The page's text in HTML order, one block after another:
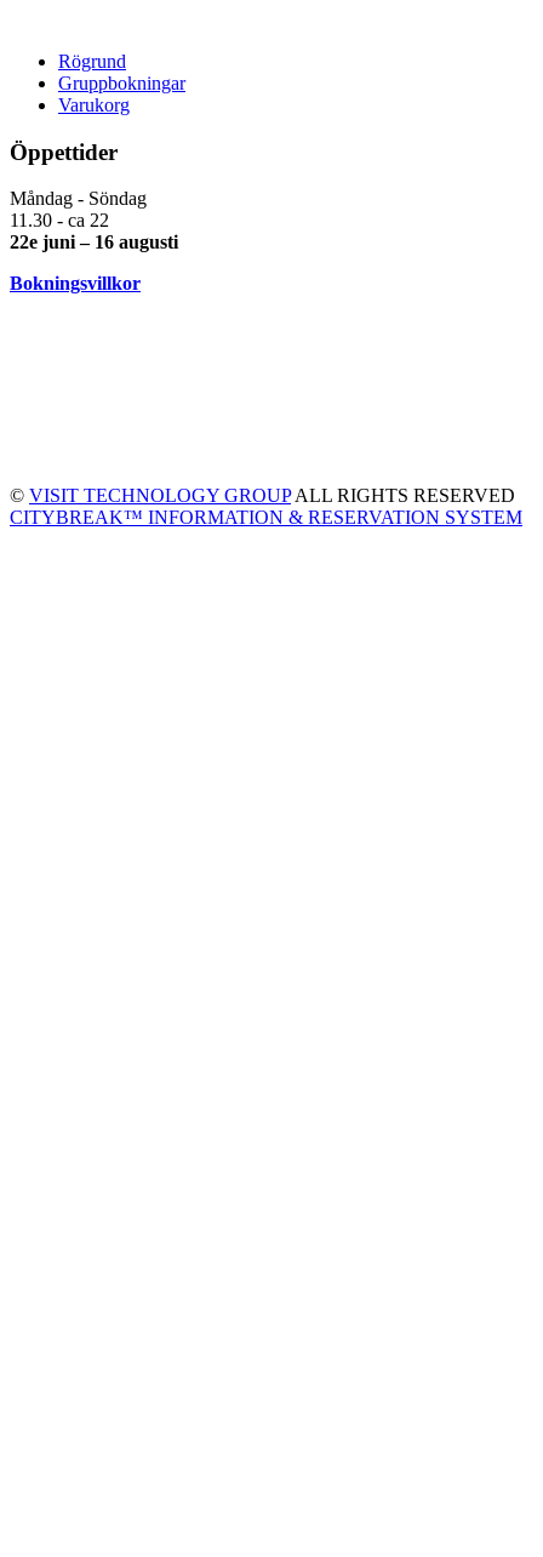
Rögrund
Gruppbokningar
Varukorg
Öppettider
Måndag - Söndag
11.30 - ca 22
22e juni – 16 augusti
Bokningsvillkor
© VISIT TECHNOLOGY GROUPALL RIGHTS RESERVED
CITYBREAK™ INFORMATION & RESERVATION SYSTEM